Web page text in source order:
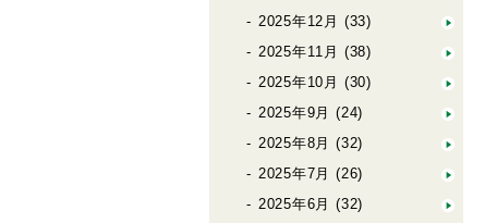
2025年12月 (33)
2025年11月 (38)
2025年10月 (30)
2025年9月 (24)
2025年8月 (32)
2025年7月 (26)
2025年6月 (32)